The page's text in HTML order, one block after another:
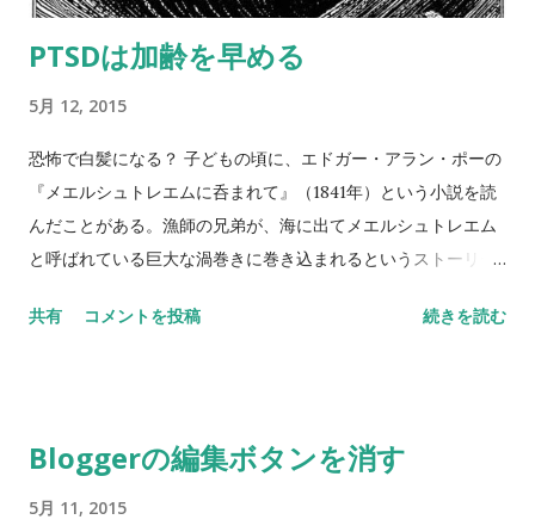
り、自分とは認めがたい存在でもあるようだ。リーガンにとっ
ての本当のあこがれは、レイモンド・カーヴァーなのだろう。
の中の物をひっくりかえして鬱憤をはらす（友人の視点から見
れば、単に部屋でかんしゃくを起こして暴れているだけなのだ
が）。「超能力」はリーガンの子どもっぽい万能感を表してい
るように見える。 バードマンの声に抵抗しながらも、リーガン
は半分、バードマンに同一化しているわけだ。 「映画スターの
たバードマンの声で、リーガンはついに・・・ といったストー
PTSDは加齢を早める
5月 12, 2015
恐怖で白髪になる？ 子どもの頃に、エドガー・アラン・ポーの
『メエルシュトレエムに呑まれて』（1841年）という小説を読
んだことがある。漁師の兄弟が、海に出てメエルシュトレエム
と呼ばれている巨大な渦巻きに巻き込まれるというストーリー
に渦の真ん中に引き込まれていく。死を覚悟した漁師だが、よ
のに時間がかかるようなのだ。 彼は兄にそれを伝えて脱出しよ
共有 コメントを投稿 続きを読む
Bloggerの編集ボタンを消す
5月 11, 2015